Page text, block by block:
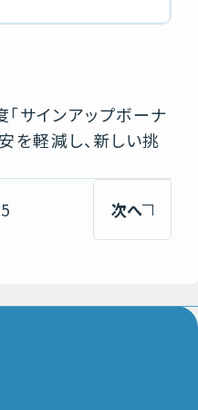
サインアップボーナ
を軽減し、新しい挑
次へ